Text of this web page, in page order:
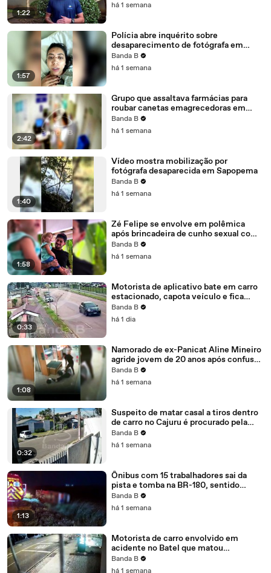
1:22
há 1 semana
1:57
Polícia abre inquérito sobre
desaparecimento de fotógrafa em
cachoeira; sobrevivente quebra o
silêncio e relata falta de apoio
Banda B
há 1 semana
2:42
Grupo que assaltava farmácias para
roubar canetas emagrecedoras em
Curitiba é preso
Banda B
há 1 semana
1:40
Vídeo mostra mobilização por
fotógrafa desaparecida em Sapopema
Banda B
há 1 semana
1:58
Zé Felipe se envolve em polêmica
após brincadeira de cunho sexual com
o filho e se desculpa: "A gente tá aqui
pra aprender"
Banda B
há 1 semana
0:33
Motorista de aplicativo bate em carro
estacionado, capota veículo e fica
ferido no Bairro Alto; vídeo mostra
acidente
Banda B
há 1 dia
1:08
Namorado de ex-Panicat Aline Mineiro
agride jovem de 20 anos após confusão
em condomínio
Banda B
há 1 semana
0:32
Suspeito de matar casal a tiros dentro
de carro no Cajuru é procurado pela
polícia
Banda B
há 1 semana
1:13
Ônibus com 15 trabalhadores sai da
pista e tomba na BR-180, sentido
Cascavel
Banda B
há 1 semana
Motorista de carro envolvido em
acidente no Batel que matou
motociclista estava com CNH
suspensa
Banda B